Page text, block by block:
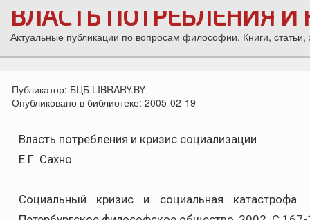
ВЛАСТЬ ПОТРЕБЛЕНИЯ
Актуальные публикации по вопросам философии. Книги, статьи,
Публикатор: БЦБ LIBRARY.BY
Опубликовано в библиотеке: 2005-02-19
Власть потребления и кризис социализации
Е.Г. Сахно
Социальный кризис и социальная